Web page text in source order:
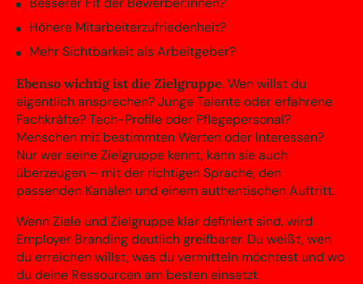
Höhere Mitarbeiterzufriedenheit?
Mehr Sichtbarkeit als Arbeitgeber?
Ebenso wichtig ist die Zielgruppe. Wen willst du
eigentlich ansprechen? Junge Talente oder erfahrene
Fachkräfte? Tech-Profile oder Pflegepersonal?
Menschen mit bestimmten Werten oder Interessen?
Nur wer seine Zielgruppe kennt, kann sie auch
überzeugen – mit der richtigen Sprache, den
passenden Kanälen und einem authentischen Auftritt.
Wenn Ziele und Zielgruppe klar definiert sind, wird
Employer Branding deutlich greifbarer. Du weißt, wen
du erreichen willst, was du vermitteln möchtest und wo
du deine Ressourcen am besten einsetzt.